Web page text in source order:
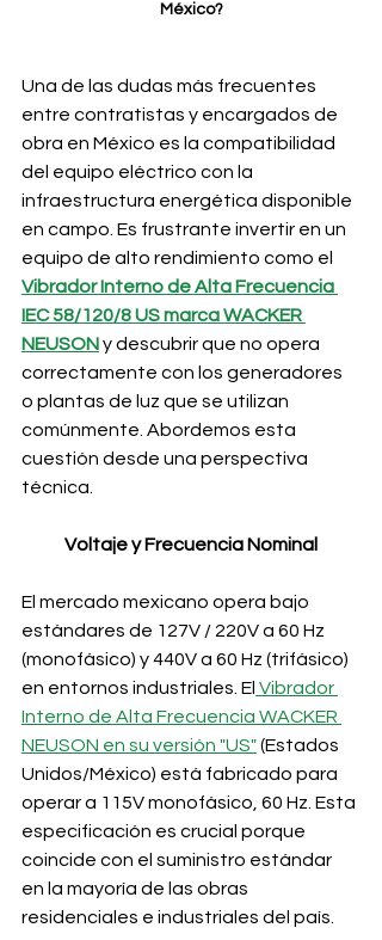
México?
Una de las dudas más frecuentes
entre contratistas y encargados de
obra en México es la compatibilidad
del equipo eléctrico con la
infraestructura energética disponible
en campo. Es frustrante invertir en un
equipo de alto rendimiento como el
Vibrador Interno de Alta Frecuencia
IEC 58/120/8 US marca WACKER
NEUSONy descubrir que no opera
correctamente con los generadores
o plantas de luz que se utilizan
comúnmente. Abordemos esta
cuestión desde una perspectiva
técnica.
Voltaje y Frecuencia Nominal
El mercado mexicano opera bajo
estándares de 127V / 220V a 60 Hz
(monofásico) y 440V a 60 Hz (trifásico)
en entornos industriales. El Vibrador
Interno de Alta Frecuencia WACKER
NEUSON en su versión "US" (Estados
Unidos/México) está fabricado para
operar a 115V monofásico, 60 Hz. Esta
especificación es crucial porque
coincide con el suministro estándar
en la mayoría de las obras
residenciales e industriales del país.